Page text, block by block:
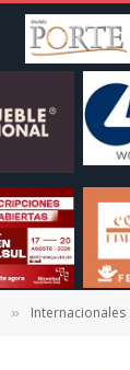
» Internacionales